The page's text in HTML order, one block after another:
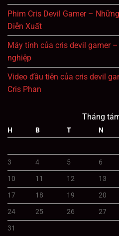
Phim Cris Devil Gamer –
Diễn Xuất
Máy tính của cris devil gamer
nghiệp
Video đầu tiên của cris devil
Cris Phan
Tháng
H B T N
3
4 5 6
10
11 12 13
17
18 19 20
24
25 26 27
31